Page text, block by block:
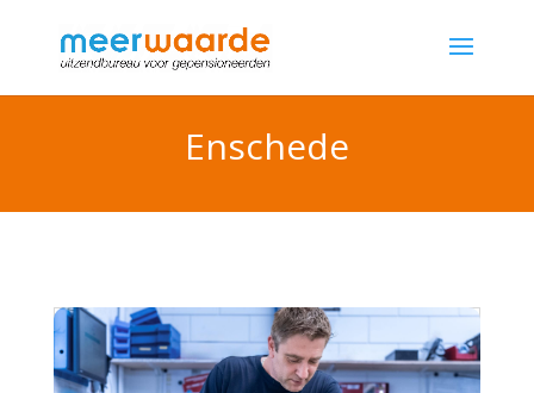
Enschede